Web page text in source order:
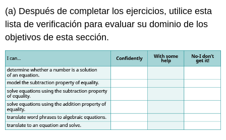
(a) Después de completar los ejercicios, utilice esta
lista de verificación para evaluar su dominio de los
objetivos de esta sección.